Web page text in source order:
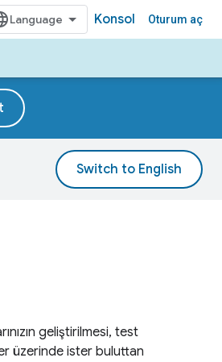
Konsol Oturum aç
geliştirilmesi, test
üzerinde ister buluttan